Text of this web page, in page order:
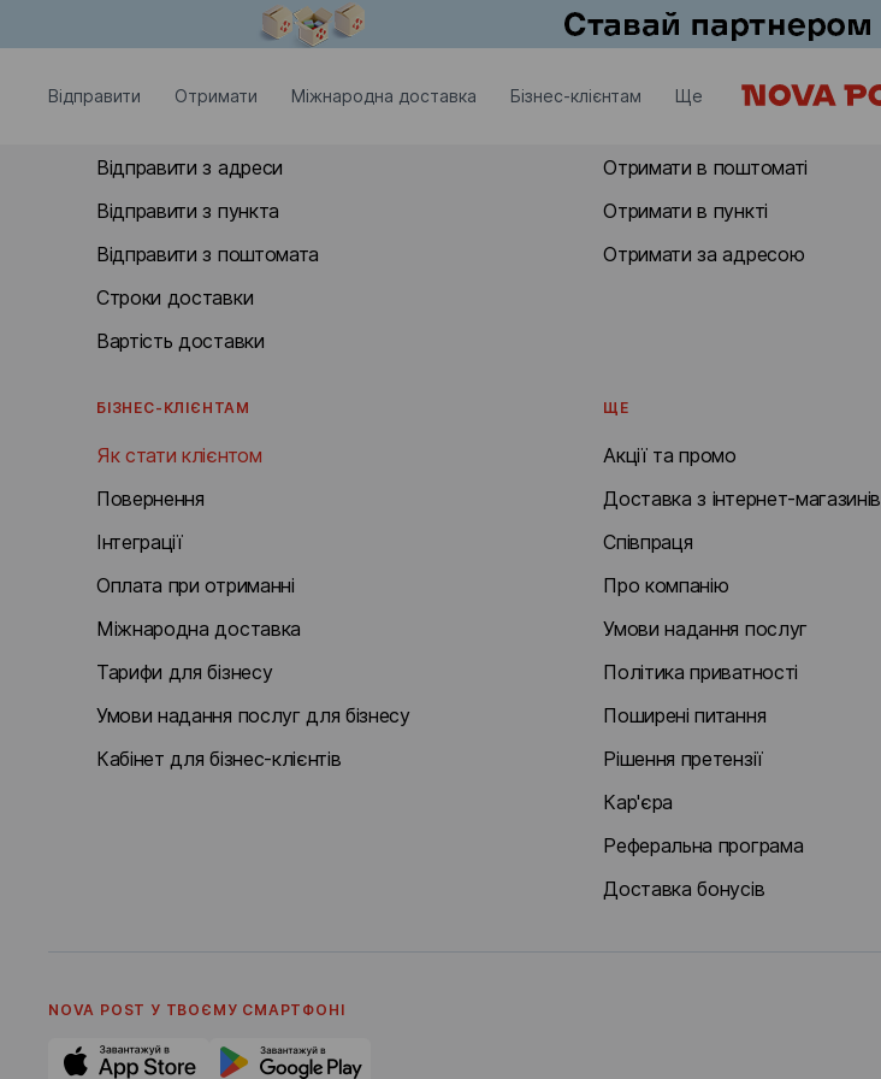
Відправити Отримати Міжнародна доставка Бізнес-клієнтам Ще
Відправити з адреси
Відправити з пункта
Відправити з поштомата
Строки доставки
Вартість доставки
Отримати в поштоматі
Отримати в пункті
Отримати за адресою
БІЗНЕС-КЛІЄНТАМ
Як стати клієнтом
Повернення
Інтеграції
Оплата при отриманні
Міжнародна доставка
Тарифи для бізнесу
Умови надання послуг для бізнесу
Кабінет для бізнес-клієнтів
ЩЕ
Акції та промо
Доставка з інтернет-магазинів
Співпраця
Про компанію
Умови надання послуг
Політика приватності
Поширені питання
Рішення претензії
Кар'єра
Реферальна програма
Доставка бонусів
NOVA POST У ТВОЄМУ СМАРТФОНI